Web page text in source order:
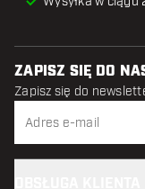
ZAPISZ SIĘ DO
Zapisz się do